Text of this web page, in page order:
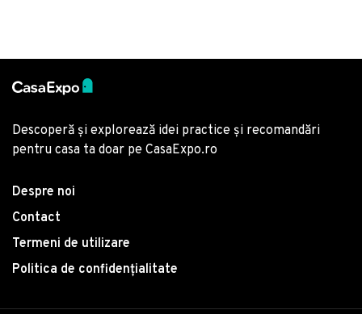
Descoperă și explorează idei practice și recomandări
pentru casa ta doar pe CasaExpo.ro
Despre noi
Contact
Termeni de utilizare
Politica de confidențialitate